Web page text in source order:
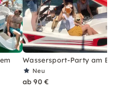
Wassersport-Party am
Neu
ab 90 €